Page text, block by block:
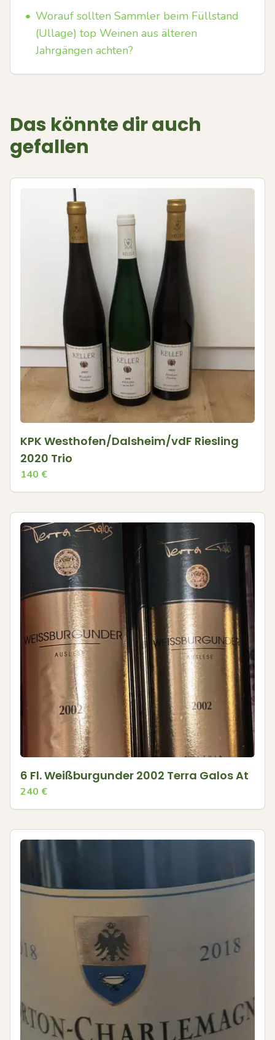
• Worauf sollten Sammler beim Füllstand
(Ullage) top Weinen aus älteren
Jahrgängen achten?
Das könnte dir auch
gefallen
KPK Westhofen/Dalsheim/vdF Riesling
2020 Trio
140 €
6 Fl. Weißburgunder 2002 Terra Galos At
240 €